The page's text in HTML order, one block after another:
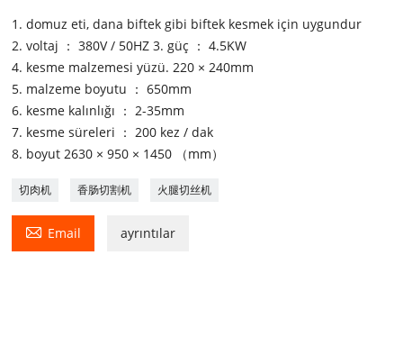
1. domuz eti, dana biftek gibi biftek kesmek için uygundur
2. voltaj ： 380V / 50HZ 3. güç ： 4.5KW
4. kesme malzemesi yüzü. 220 × 240mm
5. malzeme boyutu ： 650mm
6. kesme kalınlığı ： 2-35mm
7. kesme süreleri ： 200 kez / dak
8. boyut 2630 × 950 × 1450 （mm）
切肉机 香肠切割机 火腿切丝机
 Email ayrıntılar